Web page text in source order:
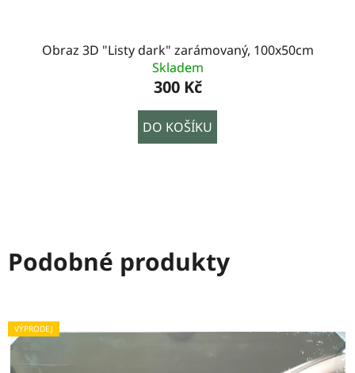
Obraz 3D "Listy dark" zarámovaný, 100x50cm
Skladem
300 Kč
DO KOŠÍKU
Podobné produkty
VÝPRODEJ